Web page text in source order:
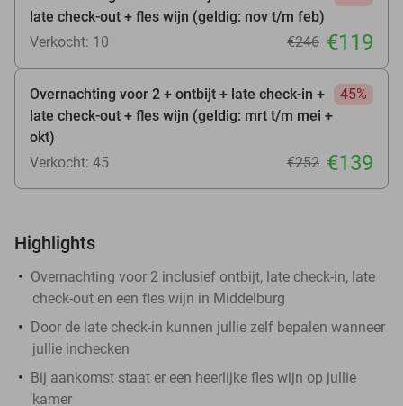
late check-out + fles wijn (geldig: nov t/m feb)
Verkocht: 10 €246 €119
Overnachting voor 2 + ontbijt + late check-in +
late check-out + fles wijn (geldig: mrt t/m mei +
okt)
45%
Verkocht: 45 €252 €139
Highlights
Overnachting voor 2 inclusief ontbijt, late check-in, late
check-out en een fles wijn in Middelburg
Door de late check-in kunnen jullie zelf bepalen wanneer
jullie inchecken
Bij aankomst staat er een heerlijke fles wijn op jullie
kamer